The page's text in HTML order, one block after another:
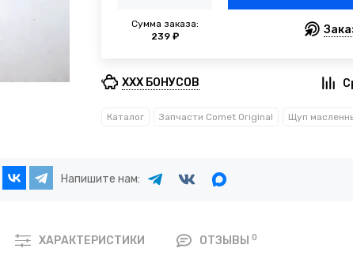
Сумма заказа:
239 ₽
XXX БОНУСОВ
Каталог Запчасти Comet Original Щуп
Напишите нам:
ХАРАКТЕРИСТИКИ ОТЗЫВЫ0